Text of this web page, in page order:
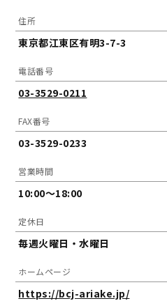
住所
東京都江東区有明3-7-3
電話番号
03-3529-0211
FAX番号
03-3529-0233
営業時間
10:00～18:00
定休日
毎週火曜日・水曜日
ホームページ
https://bcj-ariake.jp/